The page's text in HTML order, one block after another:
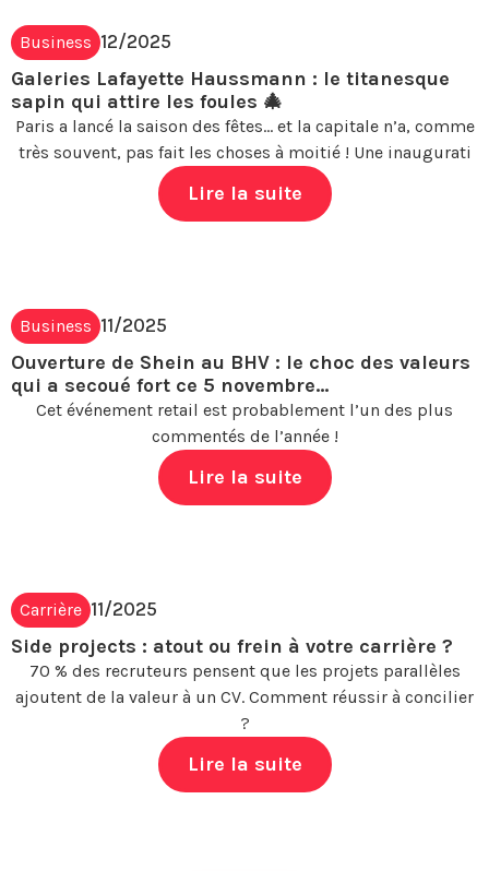
Business 12/2025
Galeries Lafayette Haussmann : le titanesque
sapin qui attire les foules 🎄
Paris a lancé la saison des fêtes… et la capitale n’a, comme
très souvent, pas fait les choses à moitié ! Une inaugurati
Lire la suite
Business 11/2025
Ouverture de Shein au BHV : le choc des valeurs
qui a secoué fort ce 5 novembre…
Cet événement retail est probablement l’un des plus
commentés de l’année !
Lire la suite
Carrière 11/2025
Side projects : atout ou frein à votre carrière ?
70 % des recruteurs pensent que les projets parallèles
ajoutent de la valeur à un CV. Comment réussir à concilier
?
Lire la suite